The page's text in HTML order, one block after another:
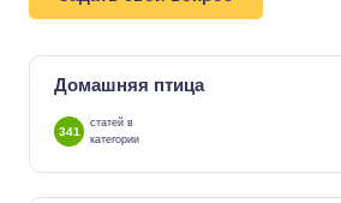
Домашняя птица
341
статей в
категории